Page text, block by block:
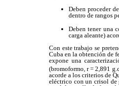
Deben proceder
dentro de rangos
Deben tener una
carga aleante)
Con este trabajo se
Cuba en la obtención de
expone una
(bromoformo, r = 2,891
acorde a los criterios de
eléctrico con un crisol de